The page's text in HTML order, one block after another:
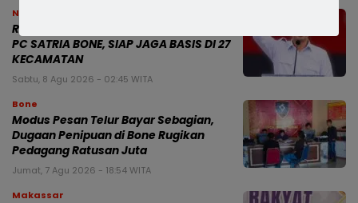
News
RISWAN RUSANDY PERKUAT BARISAN
PC SATRIA BONE, SIAP JAGA BASIS DI 27
KECAMATAN
Sabtu, 8 Agu 2026 - 02:45 WITA
Bone
Modus Pesan Telur Bayar Sebagian,
Dugaan Penipuan di Bone Rugikan
Pedagang Ratusan Juta
Jumat, 7 Agu 2026 - 18:54 WITA
Makassar